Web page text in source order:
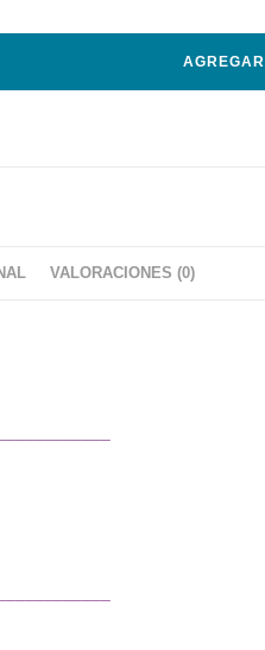
VALORACIONES (0)